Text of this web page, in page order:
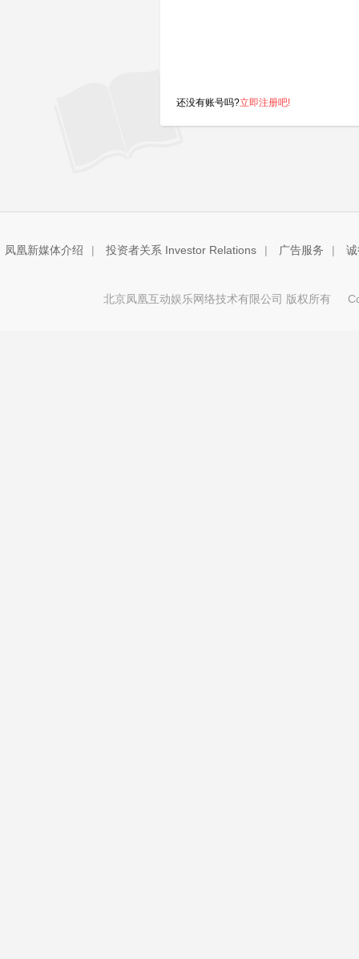
还没有账号吗?立即注册吧!
凤凰新媒体介绍 | 投资者关系 Investor Relations | 广告服务 |
北京凤凰互动娱乐网络技术有限公司 版权所有